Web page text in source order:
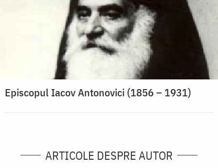
Episcopul Iacov Antonovici (1856 – 1931)
ARTICOLE DESPRE AUTOR